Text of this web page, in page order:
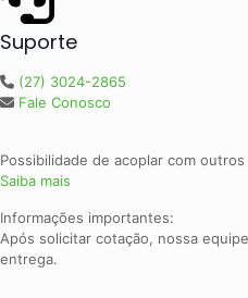
Suporte
(27) 3024-2865
Fale Conosco
Possibilidade de acoplar com
Saiba mais
Informações importantes:
Após solicitar cotação, nossa
entrega.